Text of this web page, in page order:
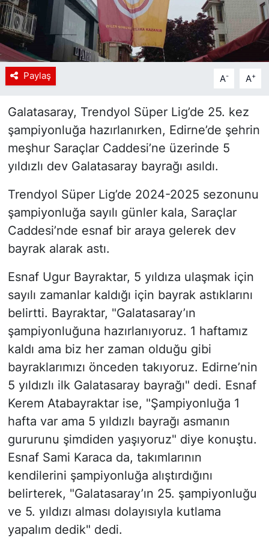
Paylaş A- A+
Galatasaray, Trendyol Süper Lig’de 25. kez
şampiyonluğa hazırlanırken, Edirne’de şehrin
meşhur Saraçlar Caddesi’ne üzerinde 5
yıldızlı dev Galatasaray bayrağı asıldı.
Trendyol Süper Lig’de 2024-2025 sezonunu
şampiyonluğa sayılı günler kala, Saraçlar
Caddesi’nde esnaf bir araya gelerek dev
bayrak alarak astı.
Esnaf Ugur Bayraktar, 5 yıldıza ulaşmak için
sayılı zamanlar kaldığı için bayrak astıklarını
belirtti. Bayraktar, "Galatasaray’ın
şampiyonluğuna hazırlanıyoruz. 1 haftamız
kaldı ama biz her zaman olduğu gibi
bayraklarımızı önceden takıyoruz. Edirne’nin
5 yıldızlı ilk Galatasaray bayrağı" dedi. Esnaf
Kerem Atabayraktar ise, "Şampiyonluğa 1
hafta var ama 5 yıldızlı bayrağı asmanın
gururunu şimdiden yaşıyoruz" diye konuştu.
Esnaf Sami Karaca da, takımlarının
kendilerini şampiyonluğa alıştırdığını
belirterek, "Galatasaray’ın 25. şampiyonluğu
ve 5. yıldızı alması dolayısıyla kutlama
yapalım dedik" dedi.
Tanıtım